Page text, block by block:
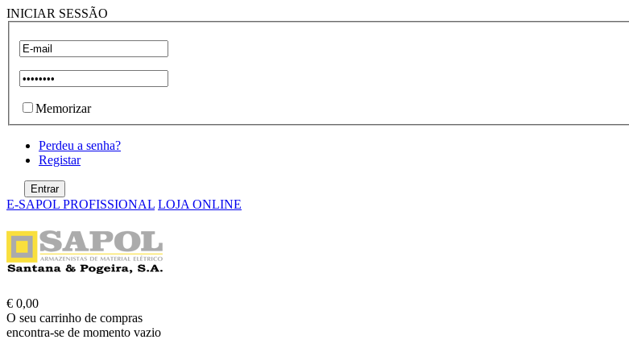
INICIAR SESSÃO
Memorizar
Perdeu a senha?
Registar
E-SAPOL PROFISSIONAL LOJA ONLINE
€ 0,00
O seu carrinho de compras
encontra-se de momento vazio